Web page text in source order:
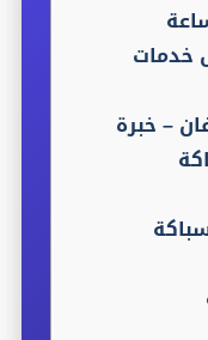
خدمات
– خبرة